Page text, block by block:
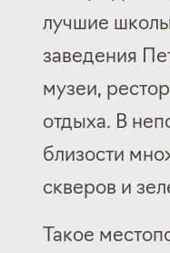
лучшие
заведения
музеи,
отдыха. В
близости
скверов и
Такое